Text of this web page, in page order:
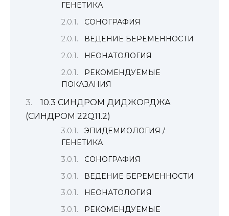
ГЕНЕТИКА
СОНОГРАФИЯ
ВЕДЕНИЕ БЕРЕМЕННОСТИ
НЕОНАТОЛОГИЯ
РЕКОМЕНДУЕМЫЕ
ПОКАЗАНИЯ
10.3 СИНДРОМ ДИДЖОРДЖА
(СИНДРОМ 22Q11.2)
ЭПИДЕМИОЛОГИЯ /
ГЕНЕТИКА
СОНОГРАФИЯ
ВЕДЕНИЕ БЕРЕМЕННОСТИ
НЕОНАТОЛОГИЯ
РЕКОМЕНДУЕМЫЕ